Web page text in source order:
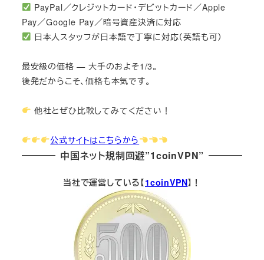
PayPal／クレジットカード・デビットカード／Apple
Pay／Google Pay／暗号資産決済に対応
日本人スタッフが日本語で丁寧に対応（英語も可）
最安級の価格 — 大手のおよそ1/3。
後発だからこそ、価格も本気です。
他社とぜひ比較してみてください！
公式サイトはこちらから
中国ネット規制回避”1coinVPN”
当社で運営している【1coinVPN】！